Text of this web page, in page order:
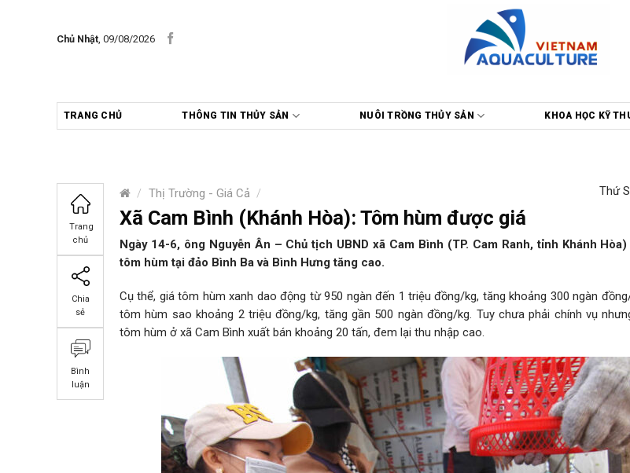
Chủ Nhật, 09/08/2026
TRANG CHỦ THÔNG TIN THỦY SẢN NUÔI TRỒNG THỦY SẢN KHOA HỌC KỸ
/ Thị Trường - Giá Cả /
Trang
chủ
Chia
sẻ
Bình
luận
Thứ
Xã Cam Bình (Khánh Hòa): Tôm hùm được giá
Ngày 14-6, ông Nguyễn Ân – Chủ tịch UBND xã Cam Bình (TP. Cam Ranh, tỉnh Khánh
tôm hùm tại đảo Bình Ba và Bình Hưng tăng cao.
Cụ thể, giá tôm hùm xanh dao động từ 950 ngàn đến 1 triệu đồng/kg, tăng khoảng 300 ngàn
tôm hùm sao khoảng 2 triệu đồng/kg, tăng gần 500 ngàn đồng/kg. Tuy chưa phải chính vụ
tôm hùm ở xã Cam Bình xuất bán khoảng 20 tấn, đem lại thu nhập cao.